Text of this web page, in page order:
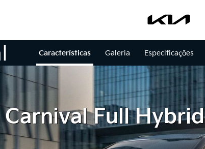
Características Galeria Especificações
Carnival Full Hybrid